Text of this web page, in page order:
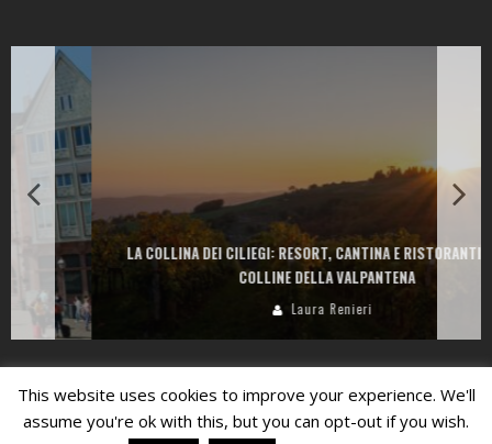
LA COLLINA DEI CILIEGI: RESORT, CANTINA E RISTORANTI TRA LE
COLLINE DELLA VALPANTENA
Laura Renieri
Privacy Policy
This website uses cookies to improve your experience. We'll
assume you're ok with this, but you can opt-out if you wish.